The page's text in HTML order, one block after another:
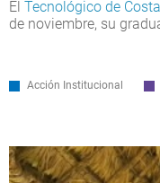
El Tecnológico de
de noviembre, su
Acción Institucional